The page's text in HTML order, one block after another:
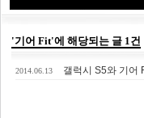
'기어 Fit'에 해당되는 글 1건
2014.06.13 갤럭시 S5와 기어